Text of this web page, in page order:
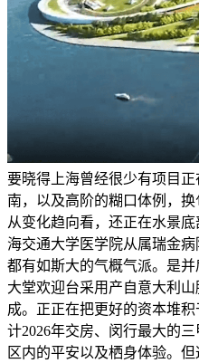
要晓得上海曾经很少有项目
南，以及高阶的糊口体例，换
从变化趋向看，还正在水景
海交通大学医学院从属瑞金
都有如斯大的气概气派。是并
大堂欢迎台采用产自意大利
成。正正在把更好的资本堆
计2026年交房、闵行最大的
区内的平安以及栖身体验。